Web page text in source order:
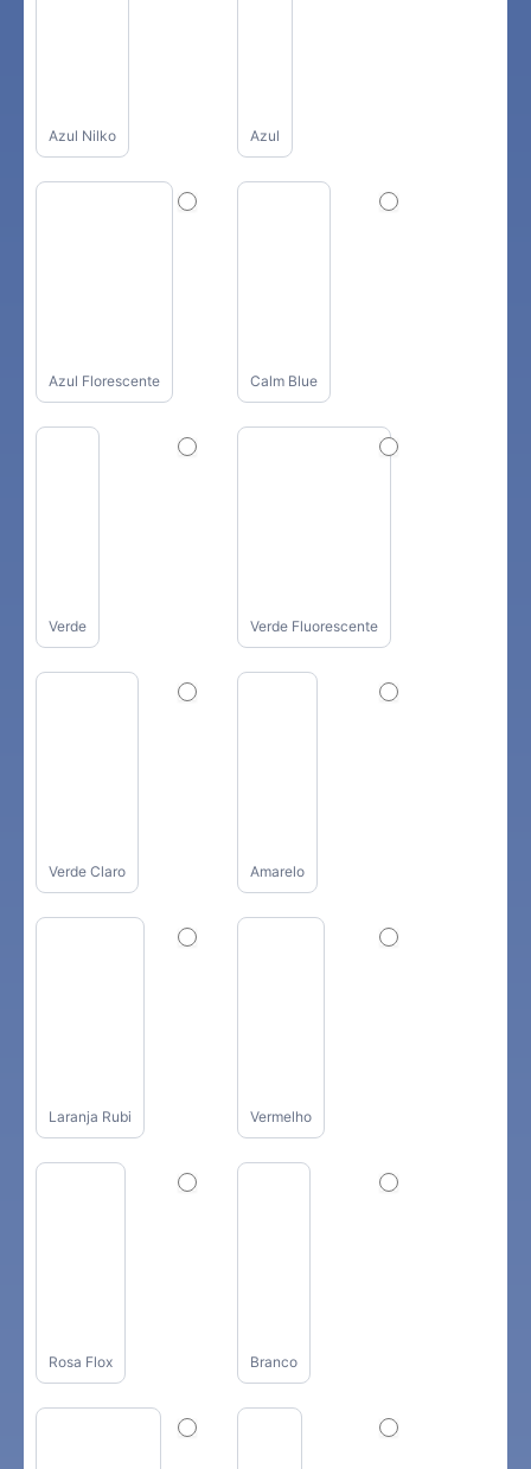
Azul Nilko Azul
Azul Florescente Calm Blue
Verde Verde Fluorescente
Verde Claro Amarelo
Laranja Rubi Vermelho
Rosa Flox Branco